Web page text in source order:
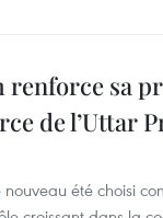
renforce sa
de l’Uttar
été choisi